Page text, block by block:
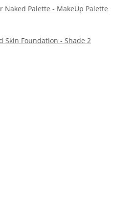
Palette - MakeUp Palette